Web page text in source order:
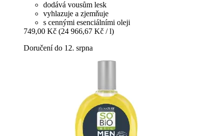
dodává vousům lesk
vyhlazuje a zjemňuje
s cennými esenciálními oleji
749,00 Kč (24 966,67 Kč / l)
Doručení do 12. srpna